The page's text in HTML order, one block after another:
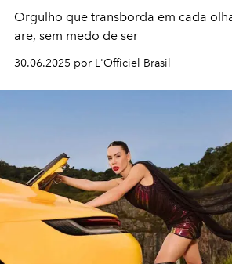
Orgulho que transborda em cada
are, sem medo de ser
30.06.2025 por L'Officiel Brasil